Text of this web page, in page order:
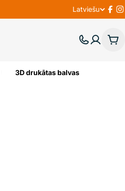
V
A
O
Latviešu
3D drukātas balvas